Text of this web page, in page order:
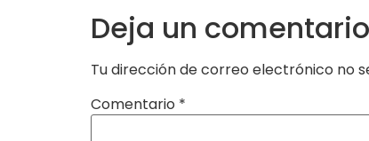
Deja un comentario
Tu dirección de correo electrónico no
Comentario *